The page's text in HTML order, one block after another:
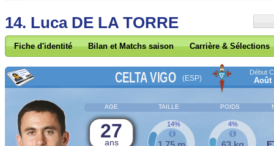
14. Luca DE LA TORRE
Fiche d'identité Bilan et Matchs saison Carrière & Sélections
CELTA VIGO (ESP)
Début
Août
AGE TAILLE POIDS
27
ans
14% 4%